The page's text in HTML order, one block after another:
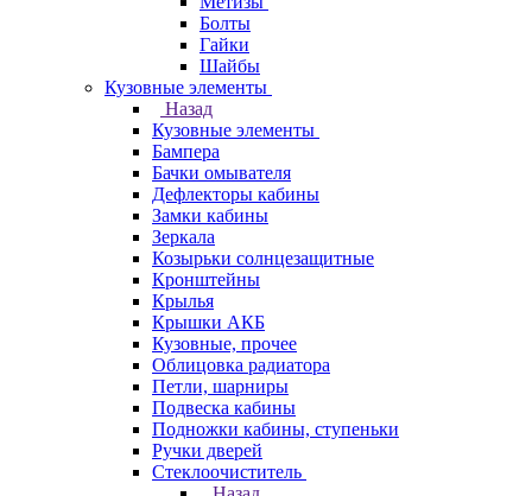
Болты
Гайки
Шайбы
Кузовные элементы
Назад
Кузовные элементы
Бампера
Бачки омывателя
Дефлекторы кабины
Замки кабины
Зеркала
Козырьки солнцезащитные
Кронштейны
Крылья
Крышки АКБ
Кузовные, прочее
Облицовка радиатора
Петли, шарниры
Подвеска кабины
Подножки кабины, ступеньки
Ручки дверей
Стеклоочиститель